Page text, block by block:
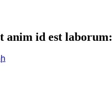
anim id est laborum: